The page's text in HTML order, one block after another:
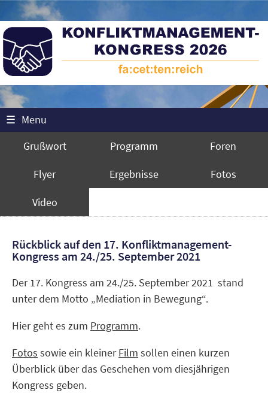
☰ Menu
Grußwort
Programm Foren
Flyer Ergebnisse Fotos
Video
Rückblick auf den 17. Konfliktmanagement-
Kongress am 24./25. September 2021
Der 17. Kongress am 24./25. September 2021 stand
unter dem Motto „Mediation in Bewegung“.
Hier geht es zum Programm.
Fotos sowie ein kleinerFilm sollen einen kurzen
Überblick über das Geschehen vom diesjährigen
Kongress geben.